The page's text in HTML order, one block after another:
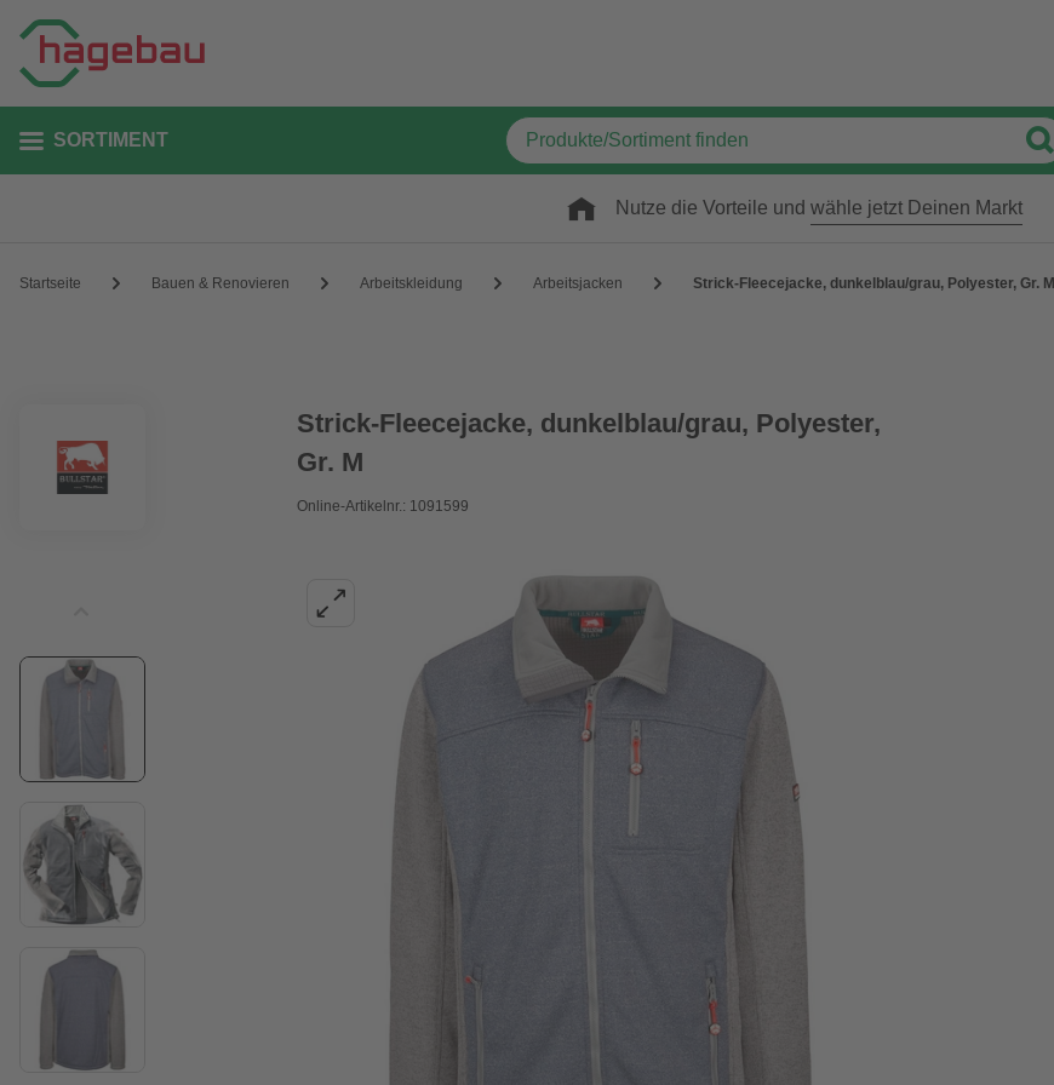
SORTIMENT
Nutze die Vorteile und wähle jetzt Deinen Markt
Startseite Bauen & Renovieren Arbeitskleidung Arbeitsjacken Strick-Fleecejacke, dunkelblau/grau, Polyester, Gr. M
Strick-Fleecejacke, dunkelblau/grau, Polyester,
Gr. M
Online-Artikelnr.: 1091599